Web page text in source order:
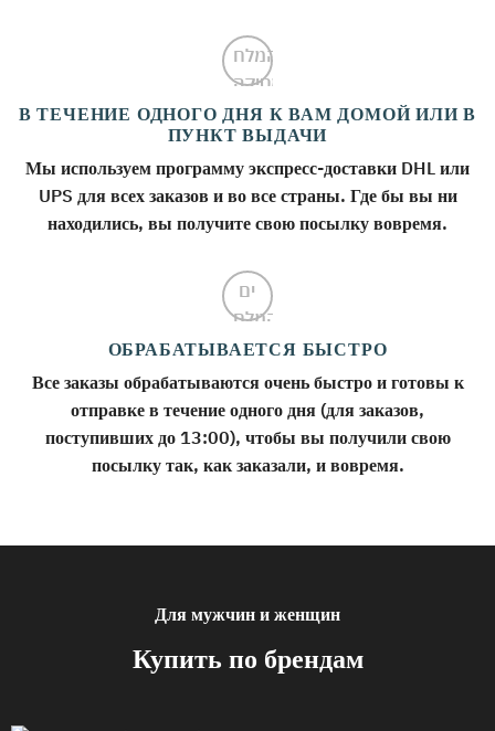
В ТЕЧЕНИЕ ОДНОГО ДНЯ К ВАМ ДОМОЙ ИЛИ В
ПУНКТ ВЫДАЧИ
Мы используем программу экспресс-доставки DHL или
UPS для всех заказов и во все страны. Где бы вы ни
находились, вы получите свою посылку вовремя.
ОБРАБАТЫВАЕТСЯ БЫСТРО
Все заказы обрабатываются очень быстро и готовы к
отправке в течение одного дня (для заказов,
поступивших до 13:00), чтобы вы получили свою
посылку так, как заказали, и вовремя.
Для мужчин и женщин
Купить по брендам